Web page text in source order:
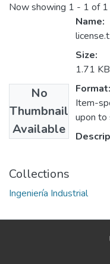
Now showing 1 - 1 of 1
No
Thumbnail
Available
Name:
Size:
1.71 KB
Format:
Item-
upon to
Collections
Ingeniería Industrial